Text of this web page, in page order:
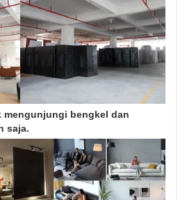
mengunjungi bengkel dan
saja.